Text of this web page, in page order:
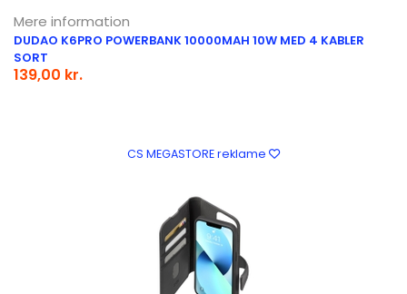
Mere information
DUDAO K6PRO POWERBANK 10000MAH 10W MED 4 KABLER
SORT
139,00 kr.
CS MEGASTORE reklame